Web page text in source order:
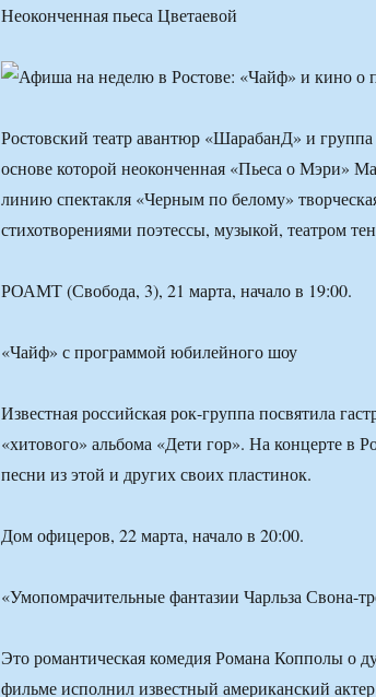
Неоконченная пьеса Цветаевой
Ростовский театр авантюр «ШарабанД» и
основе которой неоконченная «Пьеса о Мэри»
линию спектакля «Черным по белому»
стихотворениями поэтессы, музыкой, театром
РОАМТ (Свобода, 3), 21 марта, начало в 19:00.
«Чайф» с программой юбилейного шоу
Известная российская рок-группа посвятила
«хитового» альбома «Дети гор». На концерте в
песни из этой и других своих пластинок.
Дом офицеров, 22 марта, начало в 20:00.
«Умопомрачительные фантазии Чарльза Свона-
Это романтическая комедия Романа Копполы о
фильме исполнил известный американский